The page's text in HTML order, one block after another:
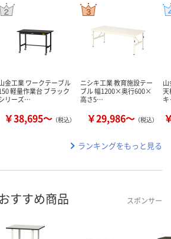
金工業 ワークテーブル
軽量作業台 ブラック
リーズ…
￥38,695～ （税込）
ニシキ工業 教育施設テー
ブル 幅1200×奥行600×
高さ5…
￥29,986～ （税込）
天
ランキングをもっと見る
すすめ商品 スポンサー